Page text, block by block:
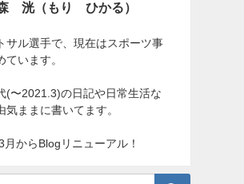
洸（もり ひかる）
サル選手で、現在はスポーツ事
ています。
(〜2021.3)の日記や日常生活な
気ままに書いてます。
月からBlogリニューアル！